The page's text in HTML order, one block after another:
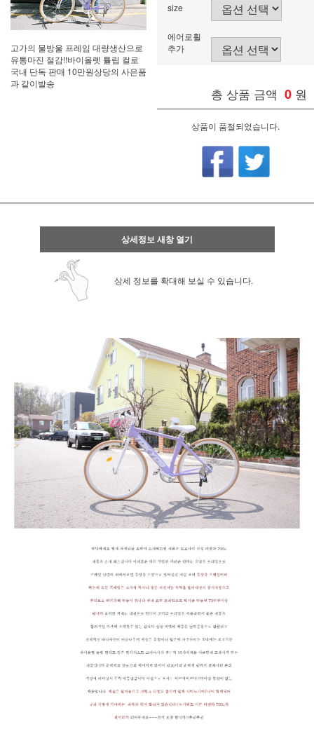
고가의 물방울 프레임 대량생산으로
유통마진 절감!!바이올렛 튤립 컬로
국내 단독 판매 10만원상당의 사은품
과 같이발송
size
에어로휠
추가
총 상품 금액 0 원
상품이 품절되었습니다.
상세정보 새창 열기
상세 정보를 확대해 보실 수 있습니다.